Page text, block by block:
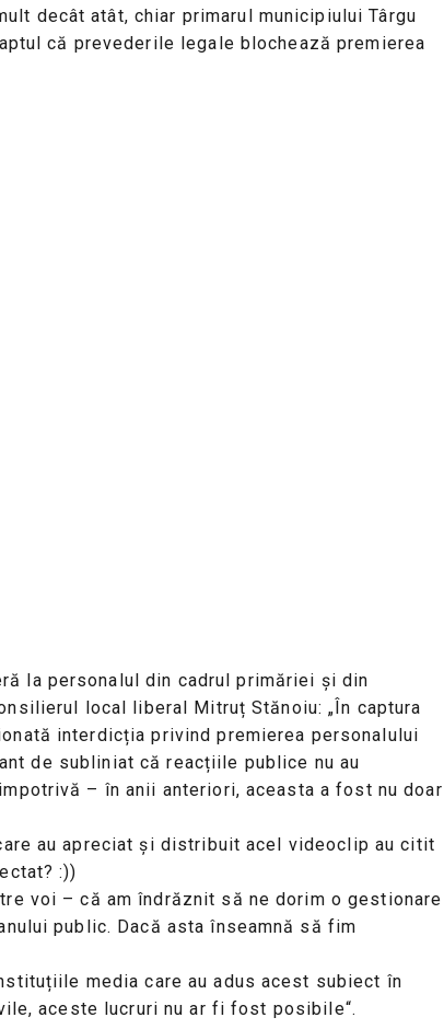
decât atât, chiar primarul municipiului Târgu
că prevederile legale blochează premierea
la personalul din cadrul primăriei și din
local liberal Mitruț Stănoiu: „În captura
interdicția privind premierea personalului
de subliniat că reacțiile publice nu au
– în anii anteriori, aceasta a fost nu doar
au apreciat și distribuit acel videoclip au citit
:))
voi – că am îndrăznit să ne dorim o gestionare
public. Dacă asta înseamnă să fim
media care au adus acest subiect în
aceste lucruri nu ar fi fost posibile“.